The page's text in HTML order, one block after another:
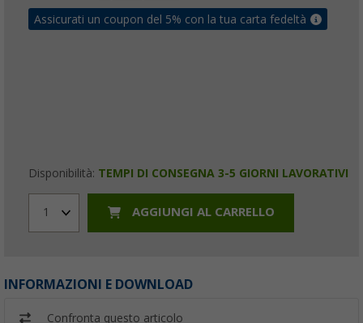
Assicurati un coupon del 5% con la tua carta fedeltà
Disponibilità: TEMPI DI CONSEGNA 3-5 GIORNI LAVORATIVI
1 AGGIUNGI AL CARRELLO
INFORMAZIONI E DOWNLOAD
Confronta questo articolo